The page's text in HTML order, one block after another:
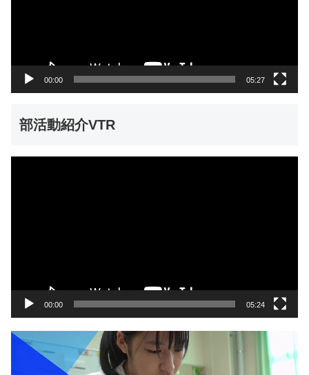
00:00 05:27
部活動紹介VTR
00:00 05:24